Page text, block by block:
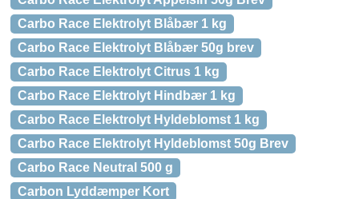
Carbo Race Elektrolyt Blåbær 1 kg
Carbo Race Elektrolyt Blåbær 50g brev
Carbo Race Elektrolyt Citrus 1 kg
Carbo Race Elektrolyt Hindbær 1 kg
Carbo Race Elektrolyt Hyldeblomst 1 kg
Carbo Race Elektrolyt Hyldeblomst 50g Brev
Carbo Race Neutral 500 g
Carbon Lyddæmper Kort